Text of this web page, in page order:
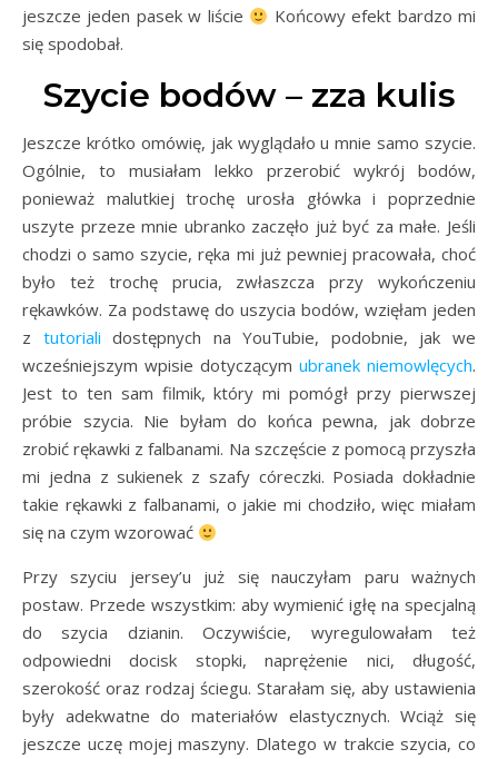
jeszcze jeden pasek w liście
Końcowy efekt bardzo mi
się spodobał.
Szycie bodów – zza kulis
Jeszcze krótko omówię, jak wyglądało u mnie samo szycie.
Ogólnie, to musiałam lekko przerobić wykrój bodów,
ponieważ malutkiej trochę urosła główka i poprzednie
uszyte przeze mnie ubranko zaczęło już być za małe. Jeśli
chodzi o samo szycie, ręka mi już pewniej pracowała, choć
było też trochę prucia, zwłaszcza przy wykończeniu
rękawków. Za podstawę do uszycia bodów, wzięłam jeden
z tutoriali dostępnych na YouTubie, podobnie, jak we
wcześniejszym wpisie dotyczącym ubranek niemowlęcych.
Jest to ten sam filmik, który mi pomógł przy pierwszej
próbie szycia. Nie byłam do końca pewna, jak dobrze
zrobić rękawki z falbanami. Na szczęście z pomocą przyszła
mi jedna z sukienek z szafy córeczki. Posiada dokładnie
takie rękawki z falbanami, o jakie mi chodziło, więc miałam
się na czym wzorować
Przy szyciu jersey’u już się nauczyłam paru ważnych
postaw. Przede wszystkim: aby wymienić igłę na specjalną
do szycia dzianin. Oczywiście, wyregulowałam też
odpowiedni docisk stopki, naprężenie nici, długość,
szerokość oraz rodzaj ściegu. Starałam się, aby ustawienia
były adekwatne do materiałów elastycznych. Wciąż się
jeszcze uczę mojej maszyny. Dlatego w trakcie szycia, co